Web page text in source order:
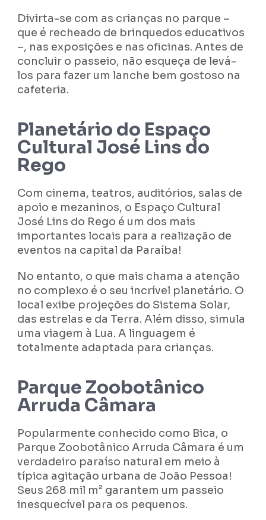
Divirta-se com as crianças no parque –
que é recheado de brinquedos educativos
–, nas exposições e nas oficinas. Antes de
concluir o passeio, não esqueça de levá-
los para fazer um lanche bem gostoso na
cafeteria.
Planetário do Espaço
Cultural José Lins do
Rego
Com cinema, teatros, auditórios, salas de
apoio e mezaninos, o Espaço Cultural
José Lins do Rego é um dos mais
importantes locais para a realização de
eventos na capital da Paraíba!
No entanto, o que mais chama a atenção
no complexo é o seu incrível planetário. O
local exibe projeções do Sistema Solar,
das estrelas e da Terra. Além disso, simula
uma viagem à Lua. A linguagem é
totalmente adaptada para crianças.
Parque Zoobotânico
Arruda Câmara
Popularmente conhecido como Bica, o
Parque Zoobotânico Arruda Câmara é um
verdadeiro paraíso natural em meio à
típica agitação urbana de João Pessoa!
Seus 268 mil m² garantem um passeio
inesquecível para os pequenos.